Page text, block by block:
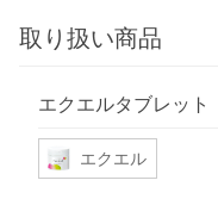
取り扱い商品
エクエルタブレット
エクエル